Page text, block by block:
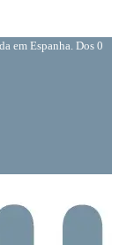
em Espanha. Dos 0